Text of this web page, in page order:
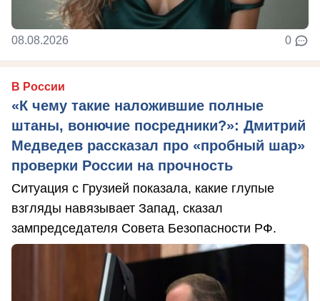
08.08.2026 0
В России
«К чему такие наложившие полные
штаны, вонючие посредники?»: Дмитрий
Медведев рассказал про «пробный шар»
проверки России на прочность
Ситуация с Грузией показала, какие глупые
взгляды навязывает Запад, сказал
зампредседателя Совета Безопасности РФ.